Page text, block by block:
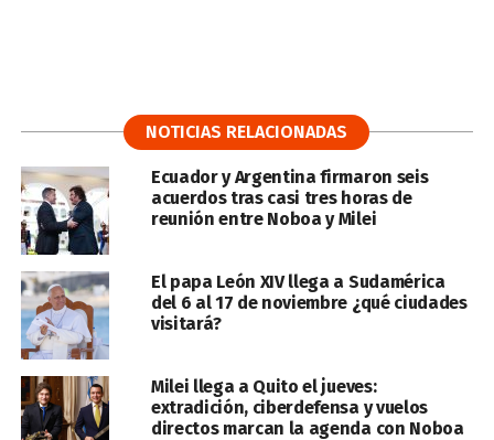
NOTICIAS RELACIONADAS
Ecuador y Argentina firmaron seis
acuerdos tras casi tres horas de
reunión entre Noboa y Milei
El papa León XIV llega a Sudamérica
del 6 al 17 de noviembre ¿qué ciudades
visitará?
Milei llega a Quito el jueves:
extradición, ciberdefensa y vuelos
directos marcan la agenda con Noboa